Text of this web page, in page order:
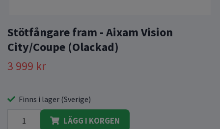
Stötfångare fram - Aixam Vision
City/Coupe (Olackad)
3 999 kr
Finns i lager (Sverige)
LÄGG I KORGEN